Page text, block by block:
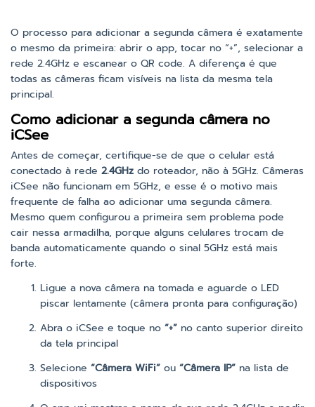
O processo para adicionar a segunda câmera é exatamente
o mesmo da primeira: abrir o app, tocar no “+”, selecionar a
rede 2.4GHz e escanear o QR code. A diferença é que
todas as câmeras ficam visíveis na lista da mesma tela
principal.
Como adicionar a segunda câmera no
iCSee
Antes de começar, certifique-se de que o celular está
conectado à rede 2.4GHz do roteador, não à 5GHz. Câmeras
iCSee não funcionam em 5GHz, e esse é o motivo mais
frequente de falha ao adicionar uma segunda câmera.
Mesmo quem configurou a primeira sem problema pode
cair nessa armadilha, porque alguns celulares trocam de
banda automaticamente quando o sinal 5GHz está mais
forte.
Ligue a nova câmera na tomada e aguarde o LED
piscar lentamente (câmera pronta para configuração)
Abra o iCSee e toque no “+” no canto superior direito
da tela principal
Selecione “Câmera WiFi” ou “Câmera IP” na lista de
dispositivos